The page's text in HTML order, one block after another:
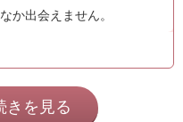
か出会えません。
きを見る